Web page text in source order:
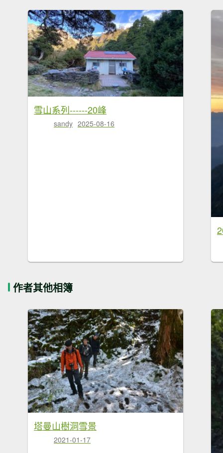
雪山系列------20峰
sandy 2025-08-16
作者其他相簿
塔曼山樹洞雪景
2021-01-17